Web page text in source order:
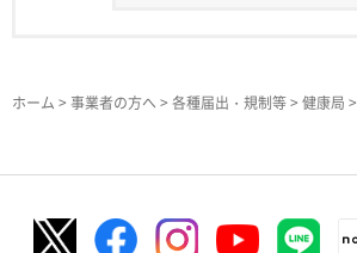
ホーム > 事業者の方へ > 各種届出・規制等> 健康局